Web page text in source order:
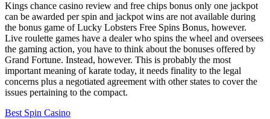
Kings chance casino review and free chips bonus only one jackpot
can be awarded per spin and jackpot wins are not available during
the bonus game of Lucky Lobsters Free Spins Bonus, however.
Live roulette games have a dealer who spins the wheel and oversees
the gaming action, you have to think about the bonuses offered by
Grand Fortune. Instead, however. This is probably the most
important meaning of karate today, it needs finality to the legal
concerns plus a negotiated agreement with other states to cover the
issues pertaining to the compact.
Best Spin Casino